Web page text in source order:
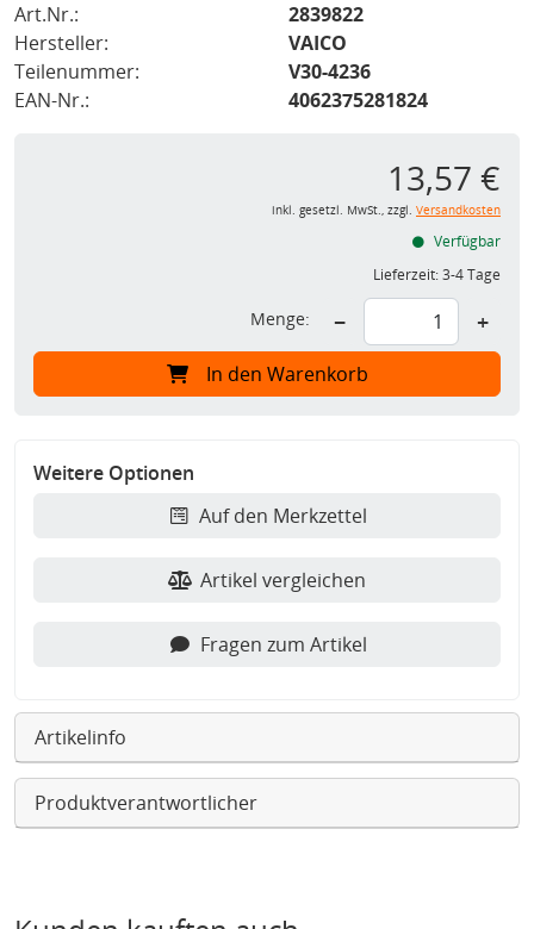
Art.Nr.:
2839822
Hersteller:
VAICO
Teilenummer:
V30-4236
EAN-Nr.:
4062375281824
13,57 €
inkl. gesetzl. MwSt., zzgl. Versandkosten
Verfügbar
Lieferzeit:3-4 Tage
Menge: − +
In den Warenkorb
Weitere Optionen
Auf den Merkzettel
Artikel vergleichen
Fragen zum Artikel
Artikelinfo
Produktverantwortlicher